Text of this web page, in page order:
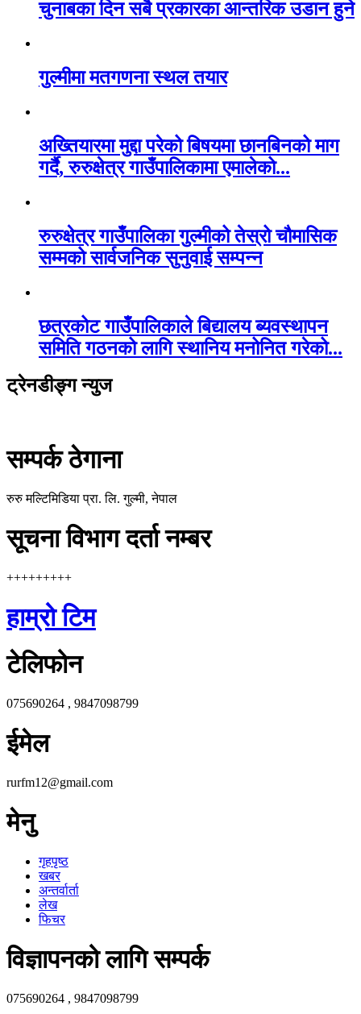
चुनाबका दिन सबै प्रकारका आन्तरिक उडान हुने
गुल्मीमा मतगणना स्थल तयार
अख्तियारमा मुद्दा परेको बिषयमा छानबिनको माग
गर्दै, रुरुक्षेत्र गाउँपालिकामा एमालेको...
रुरुक्षेत्र गाउँपालिका गुल्मीको तेस्रो चौमासिक
सम्मको सार्वजनिक सुनुवाई सम्पन्न
छत्रकोट गाउँपालिकाले बिद्यालय ब्यवस्थापन
समिति गठनको लागि स्थानिय मनोनित गरेको...
ट्रेनडीङ्ग न्युज
सम्पर्क ठेगाना
रुरु मल्टिमिडिया प्रा. लि. गुल्मी, नेपाल
सूचना विभाग दर्ता नम्बर
+++++++++
हाम्रो टिम
टेलिफोन
075690264 , 9847098799
ईमेल
rurfm12@gmail.com
मेनु
गृहपृष्ठ
खबर
अन्तर्वार्ता
लेख
फिचर
विज्ञापनको लागि सम्पर्क
075690264 , 9847098799